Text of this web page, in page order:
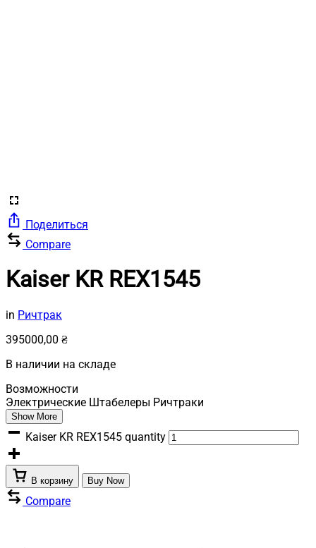
Поделиться
Compare
Kaiser KR REX1545
in Ричтрак
395000,00 ₴
В наличии на складе
Возможности
Электрические Штабелеры Ричтраки
Show More
Kaiser KR REX1545 quantity
В корзину Buy Now
Compare